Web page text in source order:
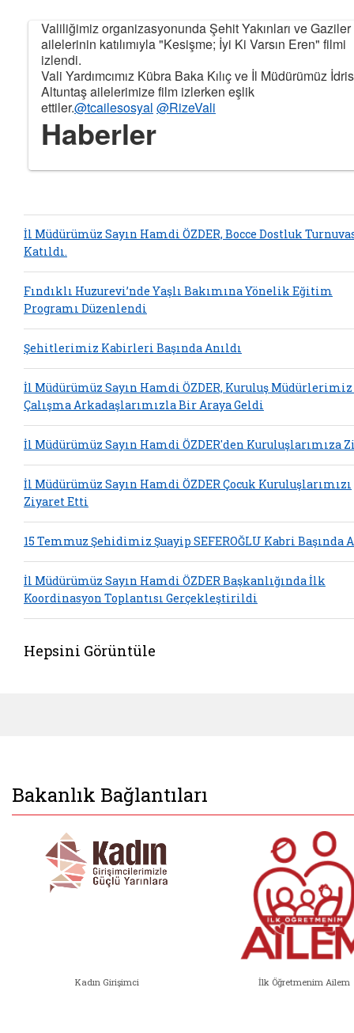
Valiliğimiz organizasyonunda Şehit Yakınları ve
ailelerinin katılımıyla "Kesişme; İyi Ki Varsın Eren" filmi
izlendi.
Vali Yardımcımız Kübra Baka Kılıç ve İl Müdürümüz İdris
Altuntaş ailelerimize film izlerken eşlik
ettiler.@tcailesosyal @RizeVali
Haberler
Belgeyi aç: div> <! Other News > <div class=
İl Müdürümüz Sayın Hamdi ÖZDER, Bocce Dostluk
Katıldı.
Fındıklı Huzurevi’nde Yaşlı Bakımına Yönelik Eğitim
Programı Düzenlendi
Şehitlerimiz Kabirleri Başında Anıldı
İl Müdürümüz Sayın Hamdi ÖZDER, Kuruluş Müdürlerimiz
Çalışma Arkadaşlarımızla Bir Araya Geldi
İl Müdürümüz Sayın Hamdi ÖZDER'den Kuruluşlarımıza
İl Müdürümüz Sayın Hamdi ÖZDER Çocuk Kuruluşlarımızı
Ziyaret Etti
15 Temmuz Şehidimiz Şuayip SEFEROĞLU Kabri Başında
İl Müdürümüz Sayın Hamdi ÖZDER Başkanlığında İlk
Koordinasyon Toplantısı Gerçekleştirildi
Hepsini Görüntüle
Bakanlık Bağlantıları
Kadın Girişimci İlk Öğretmenim Ailem